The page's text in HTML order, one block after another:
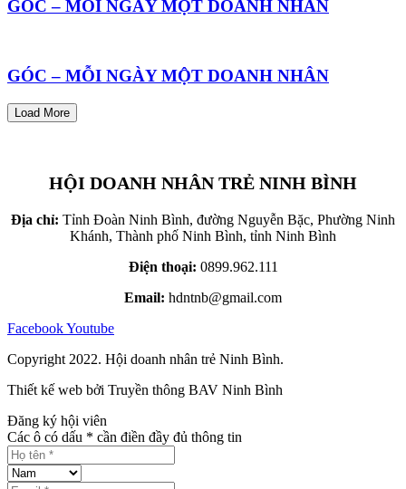
GÓC – MỖI NGÀY MỘT DOANH NHÂN
GÓC – MỖI NGÀY MỘT DOANH NHÂN
Load More
HỘI DOANH NHÂN TRẺ NINH BÌNH
Địa chỉ: Tỉnh Đoàn Ninh Bình, đường Nguyễn Bặc, Phường Ninh
Khánh, Thành phố Ninh Bình, tỉnh Ninh Bình
Điện thoại: 0899.962.111
Email: hdntnb@gmail.com
FacebookYoutube
Copyright 2022. Hội doanh nhân trẻ Ninh Bình.
Thiết kế web bởi Truyền thông BAV Ninh Bình
Đăng ký hội viên
Các ô có dấu * cần điền đầy đủ thông tin